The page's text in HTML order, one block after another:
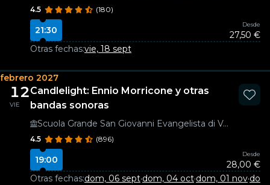
4.5 (180)
21:30
Desde
27,50 €
Otras fechas:vie, 18 sept
febrero 2027
12
VIE
Candlelight: Ennio Morricone y otras
bandas sonoras
Scuola Grande San Giovanni Evangelista di Venezia
4.5 (896)
19:00
Desde
28,00 €
Otras fechas:dom, 06 sept·dom, 04 oct·dom, 01 nov·